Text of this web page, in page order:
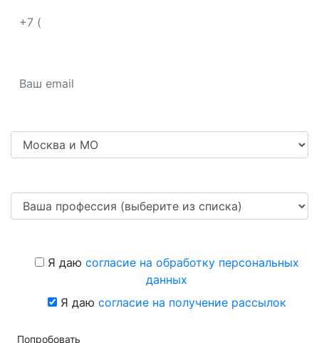
Я даю согласие на обработку персональных
данных
Я даю согласие на получение рассылок
Попробовать